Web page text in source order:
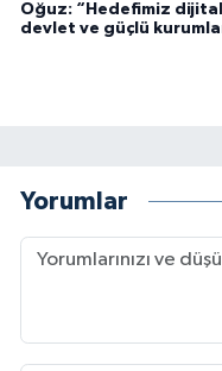
Oğuz: “Hedefimiz dijital
devlet ve güçlü
Yorumlar